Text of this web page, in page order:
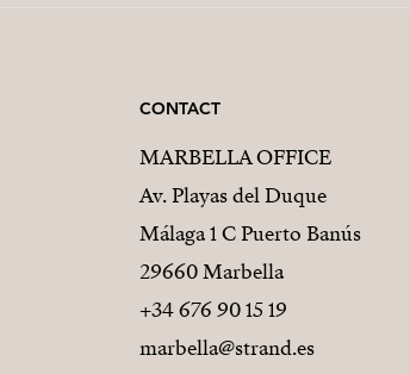
CONTACT
MARBELLA OFFICE
Av. Playas del Duque
Málaga 1 C Puerto Banús
29660 Marbella
+34 676 90 15 19
marbella@strand.es